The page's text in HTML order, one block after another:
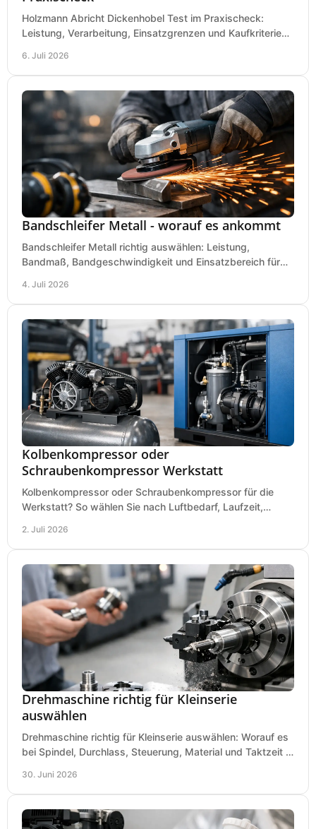
Holzmann Abricht Dickenhobel Test im Praxischeck:
Leistung, Verarbeitung, Einsatzgrenzen und Kaufkriterien
6. Juli 2026
Bandschleifer Metall - worauf es ankommt
Bandschleifer Metall richtig auswählen: Leistung,
Bandmaß, Bandgeschwindigkeit und Einsatzbereich für
4. Juli 2026
Kolbenkompressor oder
Schraubenkompressor Werkstatt
Kolbenkompressor oder Schraubenkompressor für die
Werkstatt? So wählen Sie nach Luftbedarf, Laufzeit,
2. Juli 2026
Drehmaschine richtig für Kleinserie
auswählen
Drehmaschine richtig für Kleinserie auswählen: Worauf es
bei Spindel, Durchlass, Steuerung, Material und Taktzeit in
30. Juni 2026